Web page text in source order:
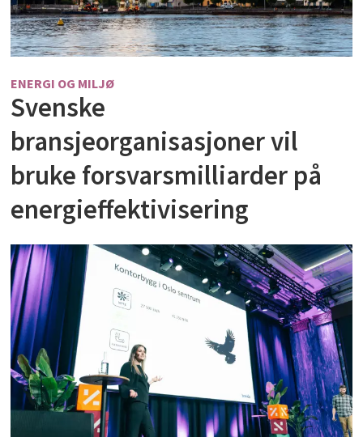
ENERGI OG MILJØ
Svenske
bransjeorganisasjoner vil
bruke forsvarsmilliarder på
energieffektivisering